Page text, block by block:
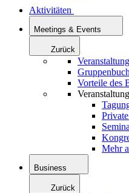
Aktivitäten
Meetings & Events
Zurück
Vorteile des
Mehr
Business
Zurück